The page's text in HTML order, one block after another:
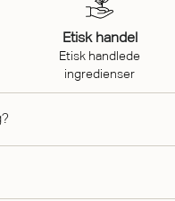
Etisk handel
Etisk handlede
ingredienser